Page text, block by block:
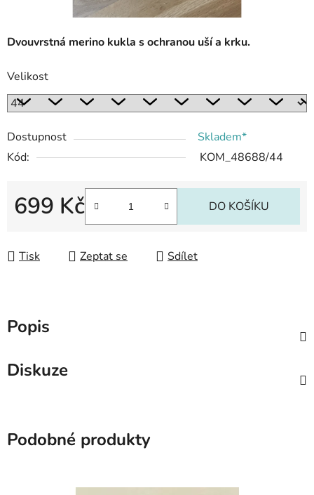
Dvouvrstná merino kukla s ochranou uší a krku.
Velikost
Dostupnost
Skladem*
Kód:
KOM_48688/44
699 Kč DO KOŠÍKU
Tisk Zeptat se Sdílet
Popis
Diskuze
Podobné produkty